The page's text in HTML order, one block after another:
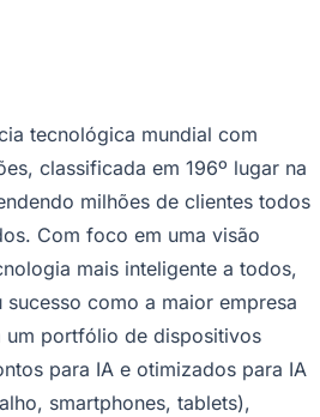
tecnológica mundial com
classificada em 196º lugar na
milhões de clientes todos
Com foco em uma visão
mais inteligente a todos,
como a maior empresa
um portfólio de dispositivos
para IA e otimizados para IA
smartphones, tablets),